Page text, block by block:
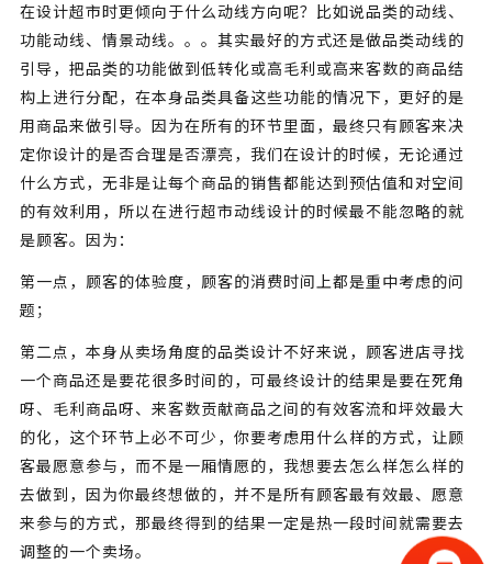
在设计超市时更倾向于什么动线方向呢？比如说品类的动线、
功能动线、情景动线。。。其实最好的方式还是做品类动线的
引导，把品类的功能做到低转化或高毛利或高来客数的商品结
构上进行分配，在本身品类具备这些功能的情况下，更好的是
用商品来做引导。因为在所有的环节里面，最终只有顾客来决
定你设计的是否合理是否漂亮，我们在设计的时候，无论通过
什么方式，无非是让每个商品的销售都能达到预估值和对空间
的有效利用，所以在进行超市动线设计的时候最不能忽略的就
是顾客。因为：
第一点，顾客的体验度，顾客的消费时间上都是重中考虑的问
题；
第二点，本身从卖场角度的品类设计不好来说，顾客进店寻找
一个商品还是要花很多时间的，可最终设计的结果是要在死角
呀、毛利商品呀、来客数贡献商品之间的有效客流和坪效最大
的化，这个环节上必不可少，你要考虑用什么样的方式，让顾
客最愿意参与，而不是一厢情愿的，我想要去怎么样怎么样的
去做到，因为你最终想做的，并不是所有顾客最有效最、愿意
来参与的方式，那最终得到的结果一定是热一段时间就需要去
调整的一个卖场。